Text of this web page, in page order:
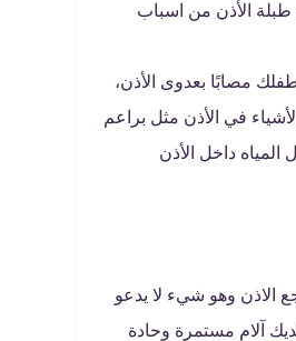
الأذن من اسباب
مصابًا بعدوى الأذن،
في الأذن مثل براعم
داخل الأذن
الاذن وهو شيء لا يدعو
آلام مستمرة وحادة